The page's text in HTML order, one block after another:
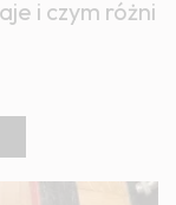
i czym różni